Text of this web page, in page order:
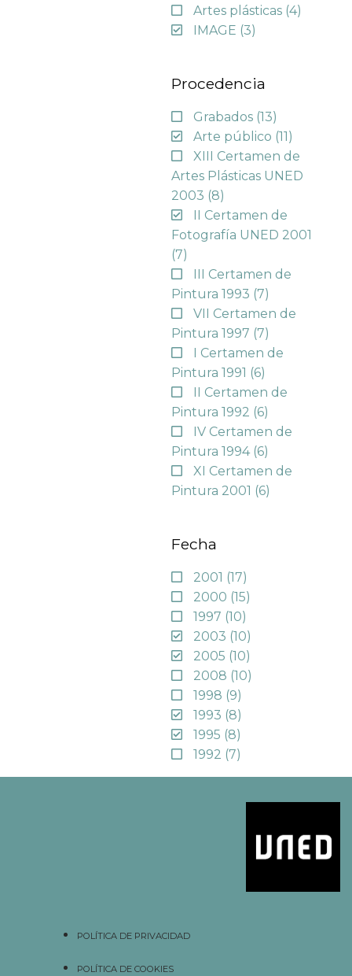
Artes plásticas (4)
IMAGE (3)
Procedencia
Grabados (13)
Arte público (11)
XIII Certamen de
Artes Plásticas UNED
2003 (8)
II Certamen de
Fotografía UNED 2001
(7)
III Certamen de
Pintura 1993 (7)
VII Certamen de
Pintura 1997 (7)
I Certamen de
Pintura 1991 (6)
II Certamen de
Pintura 1992 (6)
IV Certamen de
Pintura 1994 (6)
XI Certamen de
Pintura 2001 (6)
Fecha
2001 (17)
2000 (15)
1997 (10)
2003 (10)
2005 (10)
2008 (10)
1998 (9)
1993 (8)
1995 (8)
1992 (7)
POLÍTICA DE PRIVACIDAD
POLÍTICA DE COOKIES